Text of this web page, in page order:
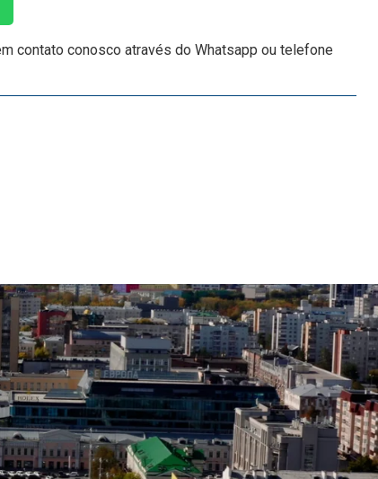
contato conosco através do Whatsapp ou telefone